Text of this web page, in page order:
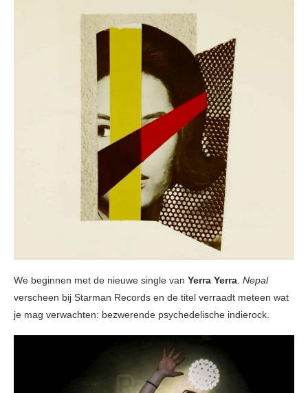
We beginnen met de nieuwe single van Yerra Yerra. Nepal
verscheen bij Starman Records en de titel verraadt meteen wat
je mag verwachten: bezwerende psychedelische indierock.